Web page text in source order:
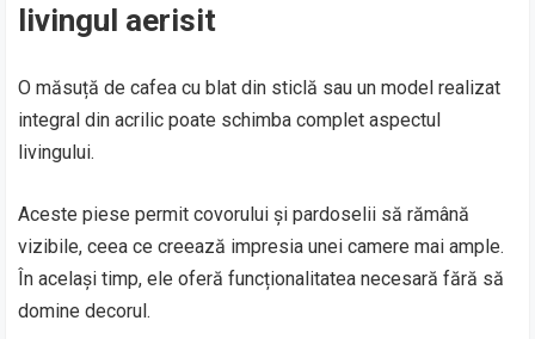
livingul aerisit
O măsuță de cafea cu blat din sticlă sau un model realizat
integral din acrilic poate schimba complet aspectul
livingului.
Aceste piese permit covorului și pardoselii să rămână
vizibile, ceea ce creează impresia unei camere mai ample.
În același timp, ele oferă funcționalitatea necesară fără să
domine decorul.